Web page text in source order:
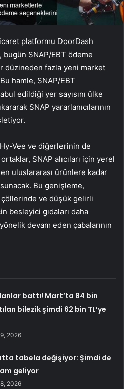
platformu DoorDash
bugün SNAP/EBT ödeme
fazla yeni market
hamle, SNAP/EBT
edildiği yer sayısını ülke
SNAP yararlanıcılarının
Vee ve diğerlerinin de
SNAP alıcıları için yerel
uluslararası ürünlere kadar
Bu genişleme,
çöllerinde ve düşük gelirli
besleyici gıdaları daha
devam eden çabalarının
battı! Mart’ta 84 bin
bilezik şimdi 62 bin TL’ye
2026
tabela değişiyor: Şimdi de
geliyor
2026